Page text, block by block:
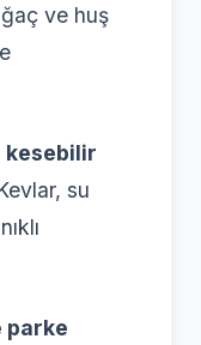
ve huş
kesebilir
su
parke